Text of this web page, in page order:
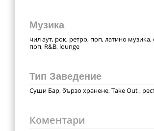
Музика
чил аут, рок, ретро, поп, латино
поп, R&B, lounge
Тип Заведение
Суши Бар, бързо хранене, Take Out ,
Коментари